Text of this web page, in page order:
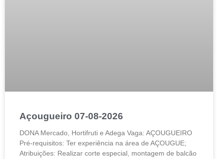
Açougueiro 07-08-2026
DONA Mercado, Hortifruti e Adega Vaga: AÇOUGUEIRO
Pré-requisitos: Ter experiência na área de AÇOUGUE;
Atribuições: Realizar corte especial, montagem de balcão